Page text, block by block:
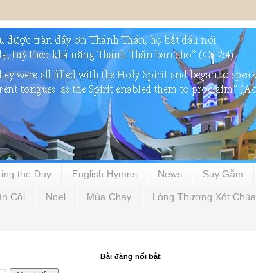
the Day English Hymns News Suy Gẫm
Côi Noel Mùa Chay Lòng Thương Xót Chúa
Bài đăng nổi bật